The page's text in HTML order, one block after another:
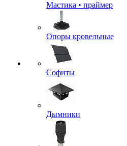
Мастика • праймер
Опоры кровельные
Софиты
Дымники